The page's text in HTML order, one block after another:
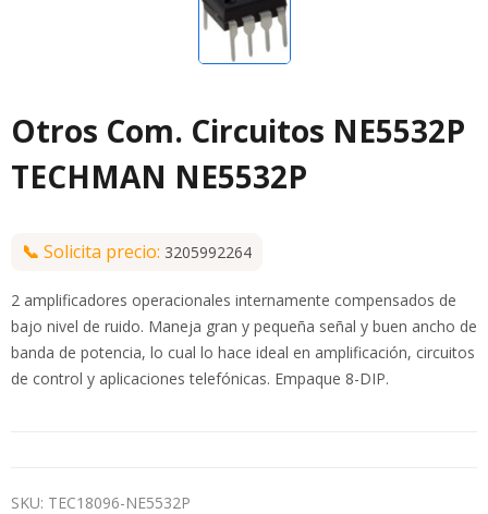
Otros Com. Circuitos NE5532P
TECHMAN NE5532P
📞 Solicita precio: 3205992264
2 amplificadores operacionales internamente compensados de
bajo nivel de ruido. Maneja gran y pequeña señal y buen ancho de
banda de potencia, lo cual lo hace ideal en amplificación, circuitos
de control y aplicaciones telefónicas. Empaque 8-DIP.
SKU: TEC18096-NE5532P